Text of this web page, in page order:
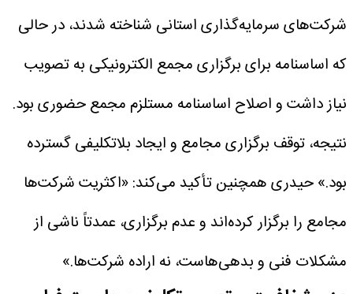
شرکت‌های سرمایه‌گذاری استانی شناخته شدند، در حالی
که اساسنامه برای برگزاری مجمع الکترونیکی به تصویب
نیاز داشت و اصلاح اساسنامه مستلزم مجمع حضوری بود.
نتیجه، توقف برگزاری مجامع و ایجاد بلاتکلیفی گسترده
بود.»حیدری همچنین تأکید می‌کند: «اکثریت شرکت‌ها
مجامع را برگزار کرده‌اند و عدم برگزاری، عمدتاً ناشی از
مشکلات فنی و بدهی‌هاست، نه اراده شرکت‌ها.»